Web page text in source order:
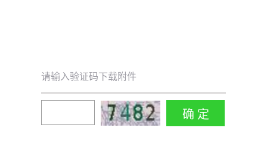
请输入验证码下载附件